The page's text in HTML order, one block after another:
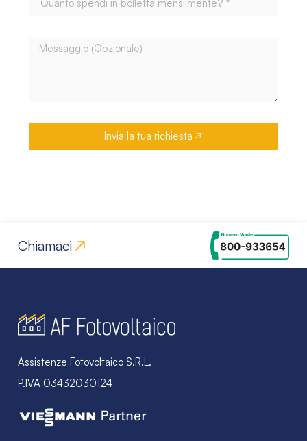
Invia la tua richiesta
Chiamaci
Assistenze Fotovoltaico S.R.L.
P.IVA 03432030124